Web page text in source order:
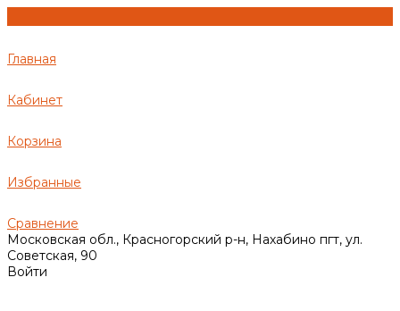
Главная
Кабинет
Корзина
Избранные
Сравнение
Московская обл., Красногорский р-н, Нахабино пгт, ул.
Советская, 90
Войти